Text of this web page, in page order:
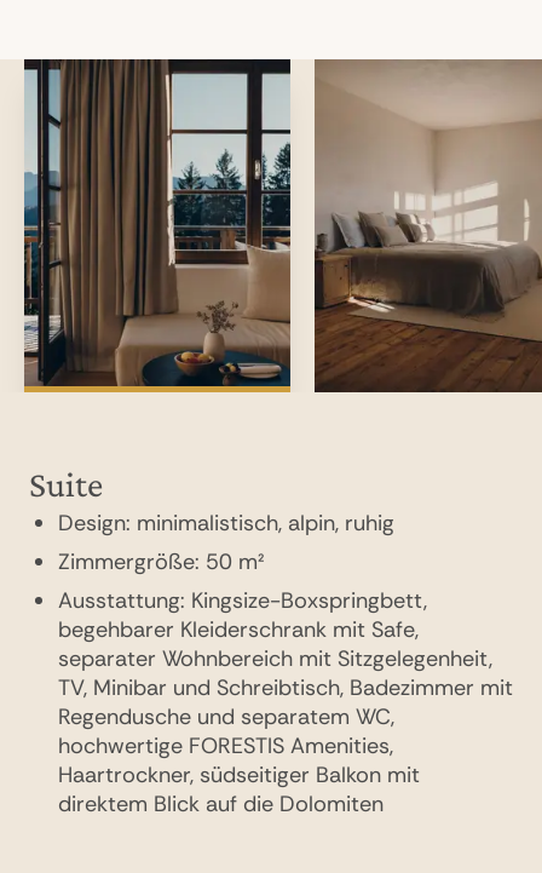
Suite
Design: minimalistisch, alpin, ruhig
Zimmergröße: 50 m²
Ausstattung: Kingsize-Boxspringbett,
begehbarer Kleiderschrank mit Safe,
separater Wohnbereich mit Sitzgelegenheit,
TV, Minibar und Schreibtisch, Badezimmer mit
Regendusche und separatem WC,
hochwertige FORESTIS Amenities,
Haartrockner, südseitiger Balkon mit
direktem Blick auf die Dolomiten
Villa
Design: alpin, Architektur im Jugendstil
Zimmergröße: 1.200 m²
Ausstattung: Exklusive historische Villa auf
1.800 m Höhe, über mehrere Etagen, privater
Naturgarten mit 1.000 m² Fläche, Blick auf
die Dolomiten, Wohnbereiche mit Kamin,
mehrere Schlafzimmer mit en suite Bädern,
Master Bedroom mit Ankleide und Bad,
offenes Dachgeschoss mit Lounge und
Heimkino, voll ausgestattete Designerküche,